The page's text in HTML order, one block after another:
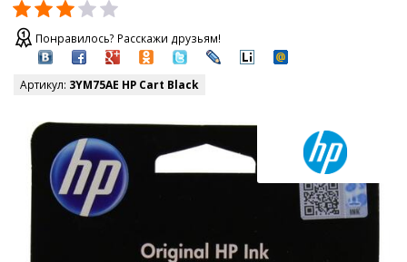
Понравилось? Расскажи друзьям!
Артикул: 3YM75AE HP Cart Black